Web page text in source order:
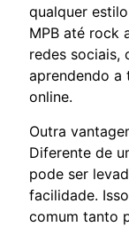
qualquer
MPB até rock
redes sociais,
aprendendo a
online.
Outra
Diferente de
pode ser
facilidade.
comum tanto